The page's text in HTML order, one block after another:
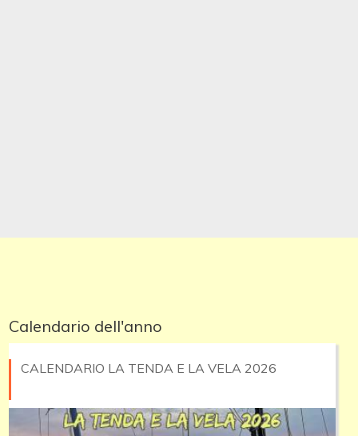
Calendario dell'anno
CALENDARIO LA TENDA E LA VELA 2026